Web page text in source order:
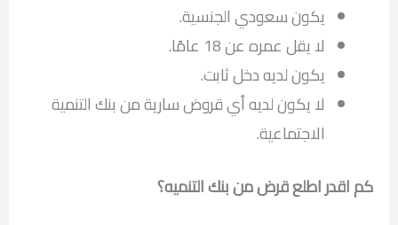
يكون سعودي الجنسية.
لا يقل عمره عن 18 عامًا.
يكون لديه دخل ثابت.
لا يكون لديه أي قروض سارية من بنك التنمية
الاجتماعية.
كم اقدر اطلع قرض من بنك التنميه؟